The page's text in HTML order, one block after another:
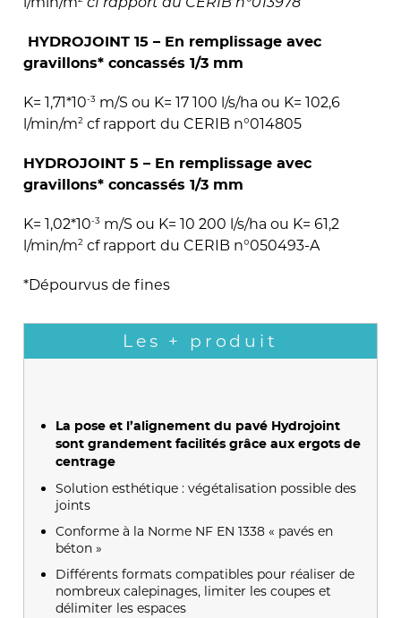
HYDROJOINT 15 – En remplissage avec
gravillons* concassés 1/3 mm
K= 1,71*10-3 m/S ou K= 17 100 l/s/ha ou K= 102,6
l/min/m2 cf rapport du CERIB n°014805
HYDROJOINT 5 – En remplissage avec
gravillons* concassés 1/3 mm
K= 1,02*10-3 m/S ou K= 10 200 l/s/ha ou K= 61,2
l/min/m2 cf rapport du CERIB n°050493-A
*Dépourvus de fines
Les + produit
La pose et l’alignement du pavé Hydrojoint
sont grandement facilités grâce aux ergots de
centrage
Solution esthétique : végétalisation possible des
joints
Conforme à la Norme NF EN 1338 « pavés en
béton »
Différents formats compatibles pour réaliser de
nombreux calepinages, limiter les coupes et
délimiter les espaces